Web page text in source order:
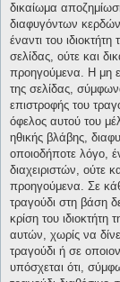
δικαίωμα
διαφυγόντων
έναντι του
σελίδας, ούτε και
προηγούμενα. Η μη
της σελίδας,
επιστροφής του
όφελος αυτού του
ηθικής βλάβης,
οποιοδήποτε λόγο,
διαχειριστών, ούτε
προηγούμενα. Σε
τραγούδι στη βάση
κρίση του ιδιοκτήτη
αυτών, χωρίς να
τραγούδι ή σε
υπόσχεται ότι,